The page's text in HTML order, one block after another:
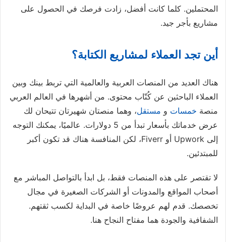
المحتملين. كلما كانت أفضل، زادت فرصك في الحصول على
مشاريع بأجر جيد.
أين تجد العملاء لمشاريع الكتابة؟
هناك العديد من المنصات العربية والعالمية التي تربط بينك وبين
العملاء الباحثين عن كُتّاب محتوى. من أشهرها في العالم العربي
منصة خمسات و مستقل، وهما منصتان شهيرتان تتيحان لك
عرض خدماتك بأسعار تبدأ من 5 دولارات. عالميًا، يمكنك التوجه
إلى Upwork أو Fiverr، لكن المنافسة هناك قد تكون أكبر
للمبتدئين.
لا تقتصر على هذه المنصات فقط، بل ابدأ بالتواصل المباشر مع
أصحاب المواقع والمدونات أو الشركات الصغيرة في مجال
تخصصك. قدم لهم عروضًا خاصة في البداية لكسب ثقتهم.
الشفافية والجودة هما مفتاح النجاح هنا.